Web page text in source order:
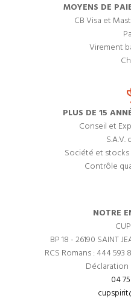
MOYENS DE
CB Visa et
Virement
PLUS DE 15
Conseil et
Société et stocks
Contrôle
NOTRE
BP 18 - 26190 SAINT
RCS Romans : 444 593
Déclaration
04